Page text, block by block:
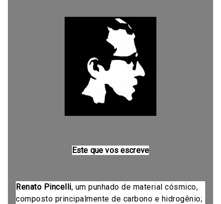
Este que vos escreve
Renato Pincelli, um punhado de material cósmico,
composto principalmente de carbono e hidrogênio;